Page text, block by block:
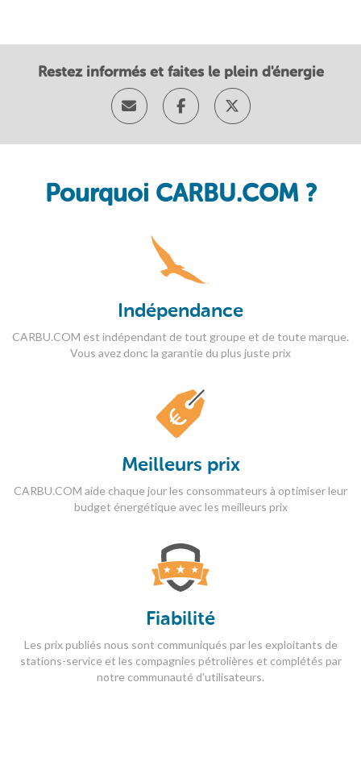
Restez informés et faites le plein d'énergie
Pourquoi CARBU.COM ?
Indépendance
CARBU.COM est indépendant de tout groupe et de toute marque.
Vous avez donc la garantie du plus juste prix
Meilleurs prix
CARBU.COM aide chaque jour les consommateurs à optimiser leur
budget énergétique avec les meilleurs prix
Fiabilité
Les prix publiés nous sont communiqués par les exploitants de
stations-service et les compagnies pétrolières et complétés par
notre communauté d'utilisateurs.